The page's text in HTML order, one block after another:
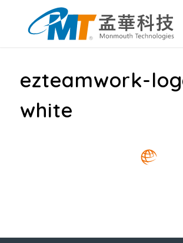
ezteamwork-
white